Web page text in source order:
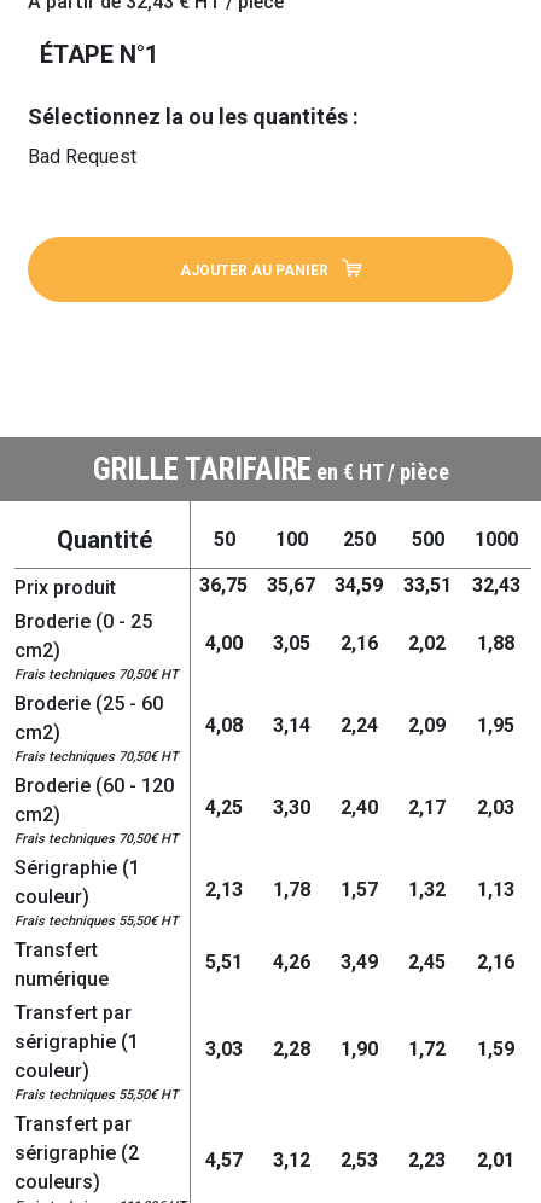
ÉTAPE N°1
Sélectionnez la ou les quantités :
Bad Request
AJOUTER AU PANIER
GRILLE TARIFAIRE en € HT / pièce
Quantité 50 100 250 500 1000
Prix produit 36,75 35,67 34,59 33,51
32,43
Broderie (0 - 25
cm2)
Frais techniques 70,50€ HT
4,00 3,05 2,16 2,02 1,88
Broderie (25 - 60
cm2)
Frais techniques 70,50€ HT
4,08 3,14 2,24 2,09 1,95
Broderie (60 - 120
cm2)
Frais techniques 70,50€ HT
4,25 3,30 2,40 2,17 2,03
Sérigraphie (1
couleur)
Frais techniques 55,50€ HT
2,13 1,78 1,57 1,32 1,13
Transfert
numérique
5,51 4,26 3,49 2,45 2,16
Transfert par
sérigraphie (1
couleur)
Frais techniques 55,50€ HT
3,03 2,28 1,90 1,72 1,59
Transfert par
sérigraphie (2
couleurs)
4,57 3,12 2,53 2,23 2,01